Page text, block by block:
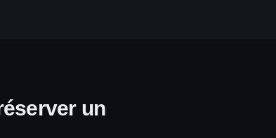
un